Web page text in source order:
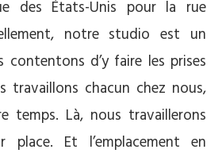
des États-Unis pour la rue
notre studio est un
contentons d’y faire les prises
travaillons chacun chez nous,
temps. Là, nous travaillerons
place. Et l’emplacement en